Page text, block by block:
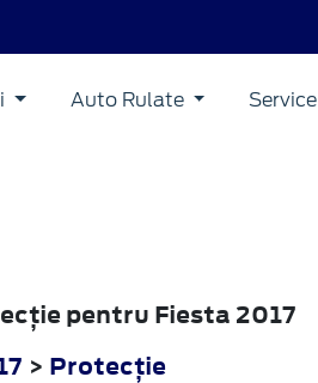
Auto Rulate Service
pentru Fiesta 2017
> Protecţie